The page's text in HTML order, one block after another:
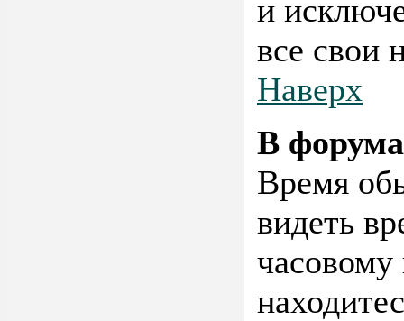
и
все свои
Наверх
В
Время
видеть
часовому